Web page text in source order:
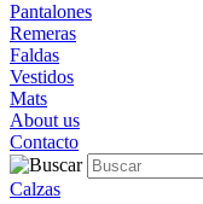
Pantalones
Remeras
Faldas
Vestidos
Mats
About us
Contacto
Calzas